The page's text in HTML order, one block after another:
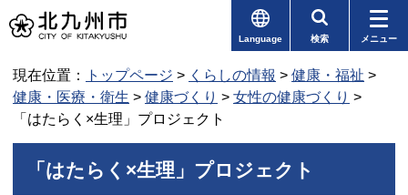
Language 検索 メニュー
現在位置： トップページ > くらしの情報 > 健康・福祉 >
健康・医療・衛生 > 健康づくり > 女性の健康づくり >
「はたらく×生理」プロジェクト
「はたらく×生理」プロジェクト